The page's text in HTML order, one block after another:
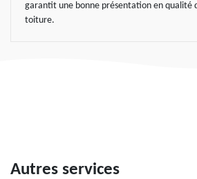
garantit une bonne présentation en qualité
toiture.
Autres services